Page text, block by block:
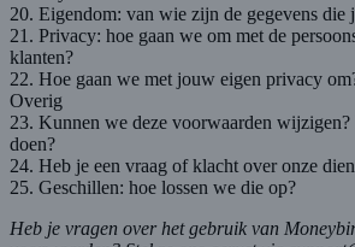
20. Eigendom: van wie zijn de gegevens die
21. Privacy: hoe gaan we om met de
klanten?
22. Hoe gaan we met jouw eigen privacy
Overig
23. Kunnen we deze voorwaarden
doen?
24. Heb je een vraag of klacht over onze
25. Geschillen: hoe lossen we die op?
Heb je vragen over het gebruik van